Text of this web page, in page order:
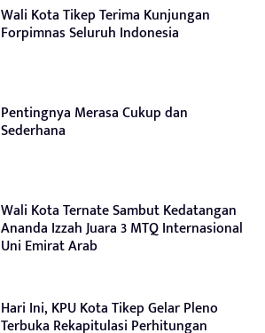
Wali Kota Tikep Terima Kunjungan
Forpimnas Seluruh Indonesia
Pentingnya Merasa Cukup dan
Sederhana
Wali Kota Ternate Sambut Kedatangan
Ananda Izzah Juara 3 MTQ Internasional
Uni Emirat Arab
Hari Ini, KPU Kota Tikep Gelar Pleno
Terbuka Rekapitulasi Perhitungan